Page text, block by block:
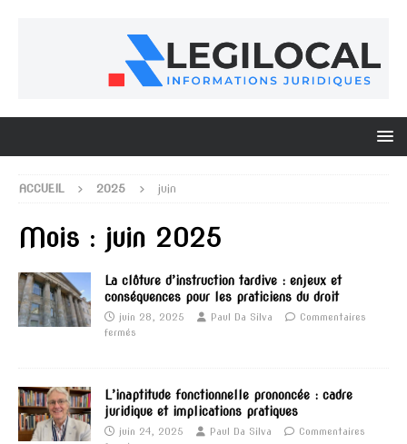
ACCUEIL 2025 juin
Mois : juin 2025
La clôture d’instruction tardive : enjeux et
conséquences pour les praticiens du droit
juin 28, 2025 Paul Da Silva
Commentaires
fermés
L’inaptitude fonctionnelle prononcée : cadre
juridique et implications pratiques
juin 24, 2025 Paul Da Silva
Commentaires